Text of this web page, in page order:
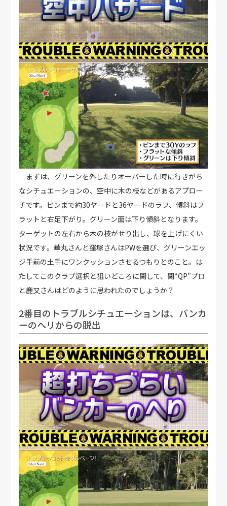
まずは、グリーンを外したりオーバーした時に行きがち
なシチュエーションの、空中に木の枝などがあるアプロー
チです。ピンまで約30ヤードと36ヤードのラフ、傾斜はフ
ラットと右足下がり。グリーン面は下り傾斜となります。
ターゲットの左右から木の枝がせり出し、球を上げにくい
状況です。華丸さんと窪塚さんはPWを選び、グリーンエッ
ジ手前の土手にワンクッションさせるつもりとのこと。は
たしてこのクラブ選択と狙いどころに関して、関“QP”プロ
と鹿又さんはどのように思われたのでしょうか？
2番目のトラブルシチュエーションは、バンカ
ーのヘリからの脱出